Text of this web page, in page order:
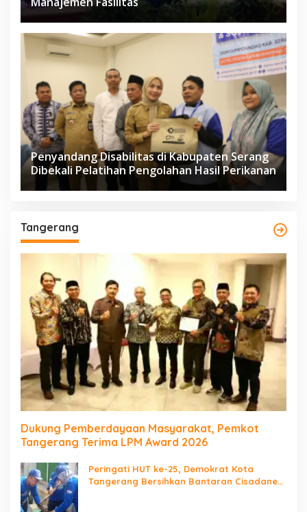
Penyandang Disabilitas di Kabupaten Serang
Dibekali Pelatihan Pengolahan Hasil Perikanan
Tangerang
Dukung Pemberdayaan Masyarakat, Pemkot
Tangerang Terima LPM Award 2026
Peringati HUT ke-25, Demokrat Kota
Tangerang Bersihkan Bantaran Cisadane